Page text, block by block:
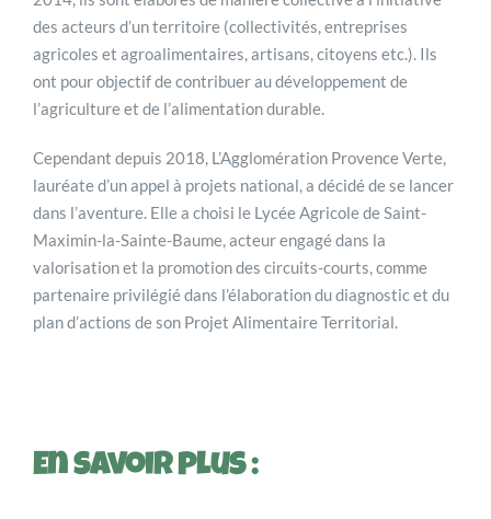
des acteurs d’un territoire (collectivités, entreprises
agricoles et agroalimentaires, artisans, citoyens etc.). Ils
ont pour objectif de contribuer au développement de
l’agriculture et de l’alimentation durable.
Cependant depuis 2018, L’Agglomération Provence Verte,
lauréate d’un appel à projets national, a décidé de se lancer
dans l’aventure. Elle a choisi le Lycée Agricole de Saint-
Maximin-la-Sainte-Baume, acteur engagé dans la
valorisation et la promotion des circuits-courts, comme
partenaire privilégié dans l’élaboration du diagnostic et du
plan d’actions de son Projet Alimentaire Territorial.
En savoir plus :